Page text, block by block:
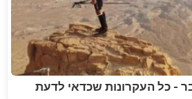
- כל העקרונות שכדאי לדעת